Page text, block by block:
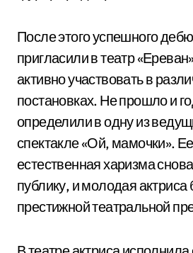
После этого успешного
пригласили в театр
активно участвовать в
постановках. Не прошло и
определили в одну из
спектакле «Ой, мамочки».
естественная харизма
публику, и молодая
престижной театральной